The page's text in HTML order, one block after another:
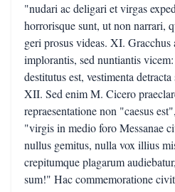
"nudari ac deligari et virgas
horrorisque sunt, ut non narrari,
geri prosus videas. XI. Gracchus
implorantis, sed nuntiantis
destitutus est, vestimenta
XII. Sed enim M. Cicero
repraesentatione non "caesus
"virgis in medio foro Messanae
nullus gemitus, nulla vox illius
crepitumque plagarum
sum!" Hac commemoratione